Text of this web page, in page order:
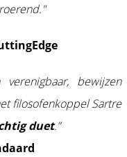
bewijzen
filosofenkoppel Sartre
duet.”